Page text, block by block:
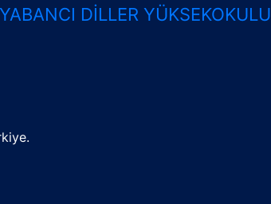
YABANCI DILLER YÜKSEKOKULU